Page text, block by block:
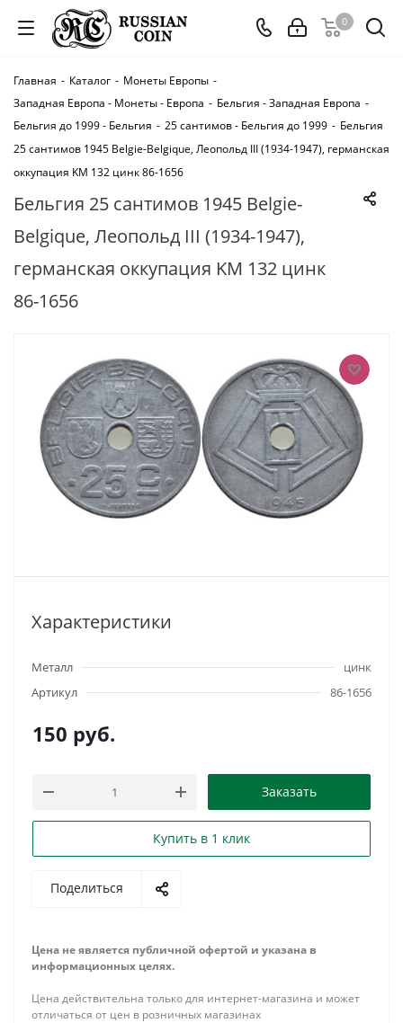
0
Главная - Каталог - Монеты Европы -
Западная Европа - Монеты - Европа - Бельгия - Западная Европа -
Бельгия до 1999 - Бельгия - 25 сантимов - Бельгия до 1999 - Бельгия
25 сантимов 1945 Belgie-Belgique, Леопольд III (1934-1947), германская
оккупация KM 132 цинк 86-1656
Бельгия 25 сантимов 1945 Belgie-
Belgique, Леопольд III (1934-1947),
германская оккупация KM 132 цинк
86-1656
Характеристики
Металл
цинк
Артикул
86-1656
150 руб.
Заказать
Купить в 1 клик
Поделиться
Цена не является публичной офертой и указана в
информационных целях.
Цена действительна только для интернет-магазина и может
отличаться от цен в розничных магазинах